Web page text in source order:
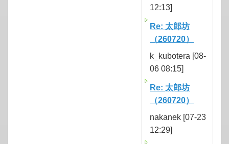
12:13]
Re: 太郎坊
（260720）
k_kubotera [08-
06 08:15]
Re: 太郎坊
（260720）
nakanek [07-23
12:29]